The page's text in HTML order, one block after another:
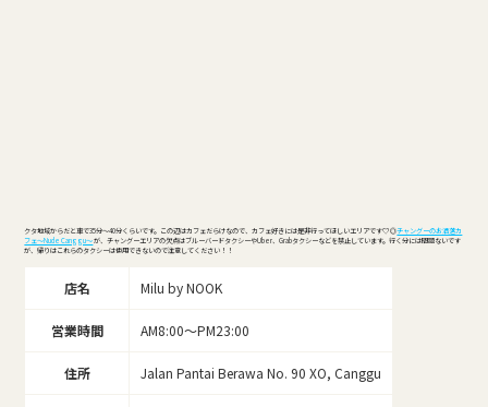
クタ地域からだと車で35分～40分くらいです。この辺はカフェだらけなので、カフェ好きには是非行ってほしいエリアです♡ ◎チャングーのお洒落カ
フェ～Nude Canggu～が、チャングーエリアの欠点はブルーバードタクシーやUber、Grabタクシーなどを禁止しています。行く分には問題ないです
が、帰りはこれらのタクシーは使用できないので注意してください！！
店名 Milu by NOOK
営業時間 AM8:00～PM23:00
住所 Jalan Pantai Berawa No. 90 XO, Canggu